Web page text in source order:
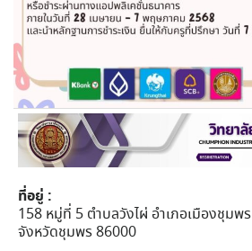
ที่อยู่ :
158 หมู่ที่ 5 ตำบลวังไผ่ อำเภอเมืองชุมพร
จังหวัดชุมพร 86000